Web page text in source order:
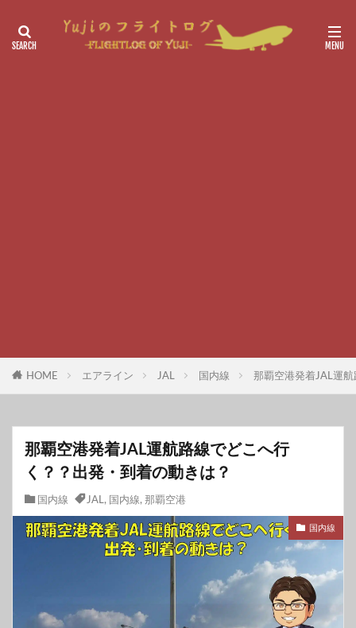
HOME エアライン JAL 国内線 那覇空港発着JAL運
那覇空港発着JAL運航路線でどこへ行
く？？出発・到着の動きは？
国内線 JAL, 国内線, 那覇空港
国内線